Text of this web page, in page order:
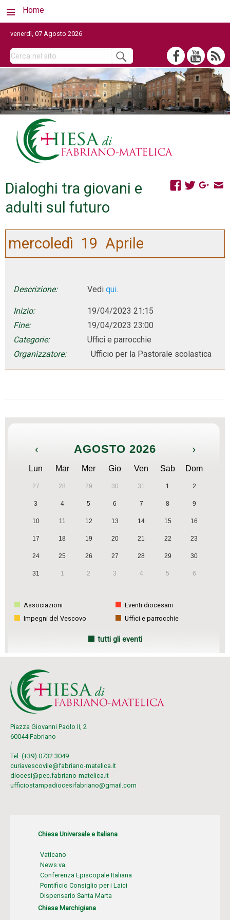
Home
venerdì, 07 Agosto 2026
Dialoghi tra giovani e
adulti sul futuro
mercoledì 19 Aprile
Descrizione: Vedi qui.
Inizio:
19/04/2023 21:15
Fine:
19/04/2023 23:00
Categorie:
Uffici e parrocchie
Organizzatore:
Ufficio per la Pastorale scolastica
‹ AGOSTO 2026 ›
Lun Mar Mer Gio Ven Sab Dom
27 28 29 30 31 1 2
3 4 5 6 7 8 9
10 11 12 13 14 15 16
17 18 19 20 21 22 23
24 25 26 27 28 29 30
31 1 2 3 4 5 6
Associazioni
Eventi diocesani
Impegni del Vescovo
Uffici e parrocchie
tutti gli eventi
Piazza Giovanni Paolo II, 2
60044 Fabriano
Tel. (+39) 0732 3049
curiavescovile@fabriano-matelica.it
diocesi@pec.fabriano-matelica.it
ufficiostampadiocesifabriano@gmail.com
Chiesa Universale e Italiana
Vaticano
News.va
Conferenza Episcopale Italiana
Pontificio Consiglio per i Laici
Dispensario Santa Marta
Chiesa Marchigiana